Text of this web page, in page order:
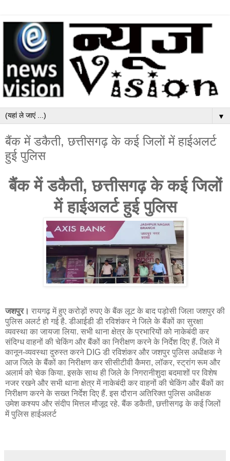
▼
बैंक में डकैती, छत्तीसगढ़ के कई जिलों में हाईअलर्ट
हुई पुलिस
बैंक में डकैती, छत्तीसगढ़ के कई जिलों
में हाईअलर्ट हुई पुलिस
जशपुर। रायगढ़ में हुए करोड़ों रुपए के बैंक लूट के बाद पड़ोसी जिला जशपुर की
पुलिस अलर्ट हो गई है. डीआईडी डी रविशंकर ने जिले के बैंकों का सुरक्षा
व्यवस्था का जायजा लिया. सभी थाना क्षेत्र के प्रभारियों को नाकेबंदी कर
संदिग्ध वाहनों की चेकिंग और बैंकों का निरीक्षण करने के निर्देश दिए हैं. जिले में
कानून-व्यवस्था दुरुस्त करने DIG डी रविशंकर और जशपुर पुलिस अधीक्षक ने
आज जिले के बैंकों का निरीक्षण कर सीसीटीवी कैमरा, लॉकर, स्ट्रांग रूम और
अलार्म को चेक किया. इसके साथ ही जिले के निगरानीशुदा बदमाशों पर विशेष
नजर रखने और सभी थाना क्षेत्र में नाकेबंदी कर वाहनों की चेकिंग और बैंकों का
निरीक्षण करने के सख्त निर्देश दिए हैं. इस दौरान अतिरिक्त पुलिस अधीक्षक
उमेश कश्यप और संदीप मित्तल मौजूद रहे. बैंक डकैती, छत्तीसगढ़ के कई जिलों
में पुलिस हाईअलर्ट